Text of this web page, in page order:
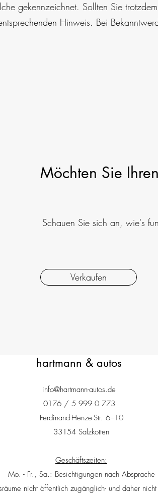
gekennzeichnet. Sollten Sie
Hinweis. Bei
Möchten Sie
Schauen Sie sich an, wie's
Verkaufen
hartmann & autos
info@hartmann-autos.de
0176 / 5 999 0 773
Ferdinand-Henze-Str. 6–10
33154 Salzkotten
Geschäftszeiten:
Mo. - Fr., Sa.: Besichtigungen nach Absprache
nicht öffentlich zugänglich- und daher